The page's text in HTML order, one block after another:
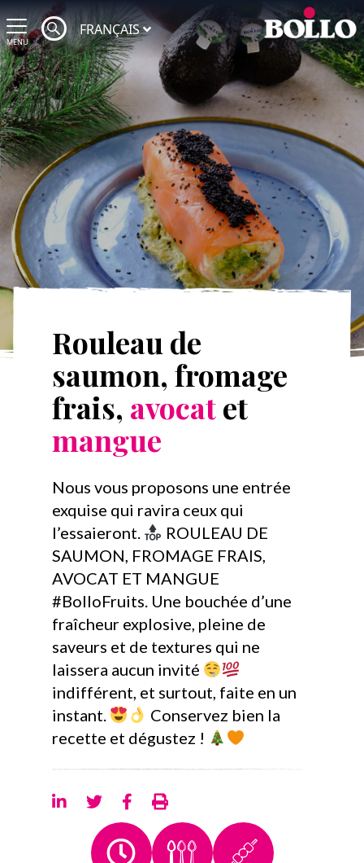
MENU
FRANÇAIS
Rouleau de
saumon, fromage
frais, avocatet
mangue
Nous vous proposons une entrée
exquise qui ravira ceux qui
l’essaieront.
ROULEAU DE
SAUMON, FROMAGE FRAIS,
AVOCAT ET MANGUE
#BolloFruits. Une bouchée d’une
fraîcheur explosive, pleine de
saveurs et de textures qui ne
laissera aucun invité
indifférent, et surtout, faite en un
instant.
Conservez bien la
recette et dégustez !